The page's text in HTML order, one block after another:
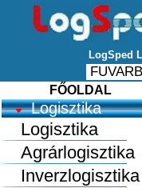
FŐOLDAL
Logisztika
Logisztika
Agrárlogisztika
Inverzlogisztika